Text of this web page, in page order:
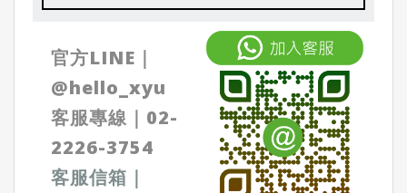
官方LINE｜
@hello_xyu
客服專線｜ 02-
2226-3754
客服信箱 ｜